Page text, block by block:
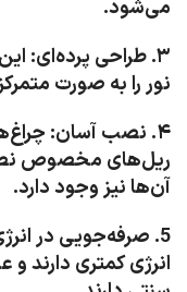
می‌شود.
۳. طراحی پرده‌ای:
نور را به صورت
۴. نصب آسان:
ریل‌های مخصوص
آن‌ها نیز وجود دارد.
انرژی کمتری دارند